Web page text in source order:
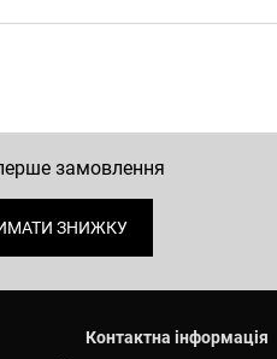
замовлення
ЗНИЖКУ
Контактна інформація